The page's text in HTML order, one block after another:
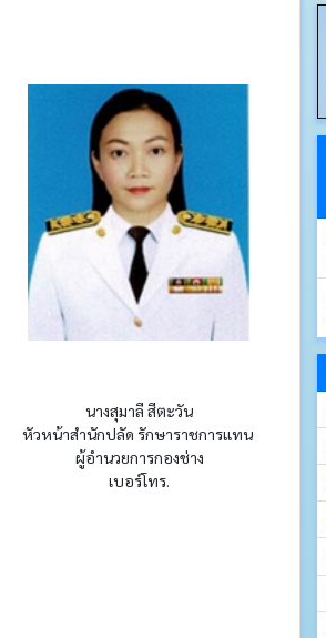
นางสุมาลี สีตะวัน
หัวหน้าสำนักปลัด รักษาราชการแทน
ผู้อำนวยการกองช่าง
เบอร์โทร.